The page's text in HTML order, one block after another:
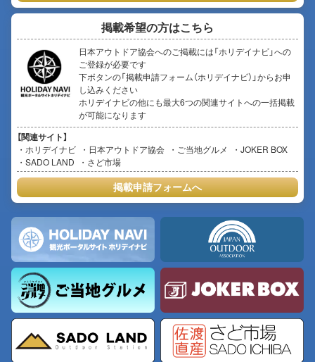
掲載希望の方はこちら
日本アウトドア協会へのご掲載には「ホリデイナビ」への
ご登録が必要です
下ボタンの「掲載申請フォーム（ホリデイナビ）」からお申
し込みください
ホリデイナビの他にも最大6つの関連サイトへの一括掲載
が可能になります
【関連サイト】
ホリデイナビ 日本アウトドア協会 ご当地グルメ
JOKER BOX
SADO LAND
さど市場
掲載申請フォームへ